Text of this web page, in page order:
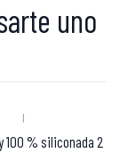
uno
|
100 % siliconada 2